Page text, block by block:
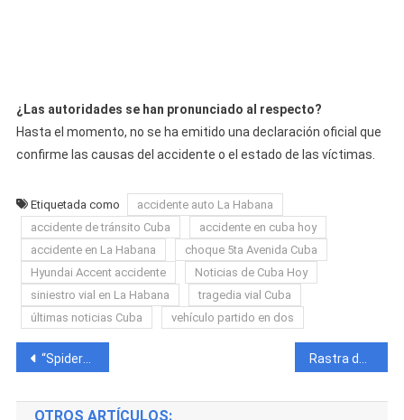
¿Las autoridades se han pronunciado al respecto?
Hasta el momento, no se ha emitido una declaración oficial que
confirme las causas del accidente o el estado de las víctimas.
Etiquetada como
accidente auto La Habana
accidente de tránsito Cuba
accidente en cuba hoy
accidente en La Habana
choque 5ta Avenida Cuba
Hyundai Accent accidente
Noticias de Cuba Hoy
siniestro vial en La Habana
tragedia vial Cuba
últimas noticias Cuba
vehículo partido en dos
Navegación
de
“SpiderMan en Cuba” Bomberos rescatan a ladrón atrapado tras fallido intento de robo desde un quinto piso en La Habana
OTROS ARTÍCULOS: